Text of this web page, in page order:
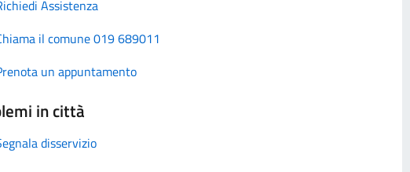
Assistenza
il comune 019 689011
un appuntamento
in città
disservizio